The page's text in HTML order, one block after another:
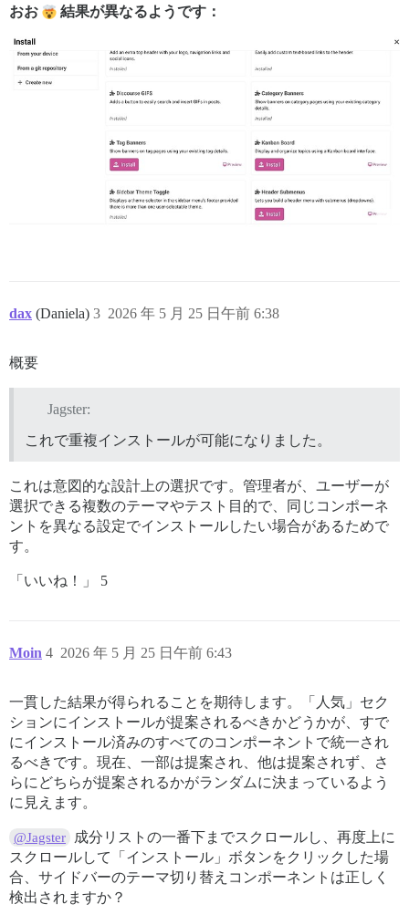
おお 結果が異なるようです：
dax (Daniela) 2026 年 5 月 25 日午前 6:38
3
概要
Jagster:
これで重複インストールが可能になりました。
これは意図的な設計上の選択です。管理者が、ユーザーが
選択できる複数のテーマやテスト目的で、同じコンポーネ
ントを異なる設定でインストールしたい場合があるためで
す。
「いいね！」 5
Moin 2026 年 5 月 25 日午前 6:43
4
一貫した結果が得られることを期待します。「人気」セク
ションにインストールが提案されるべきかどうかが、すで
にインストール済みのすべてのコンポーネントで統一され
るべきです。現在、一部は提案され、他は提案されず、さ
らにどちらが提案されるかがランダムに決まっているよう
に見えます。
@Jagster
成分リストの一番下までスクロールし、再度上に
スクロールして「インストール」ボタンをクリックした場
合、サイドバーのテーマ切り替えコンポーネントは正しく
検出されますか？